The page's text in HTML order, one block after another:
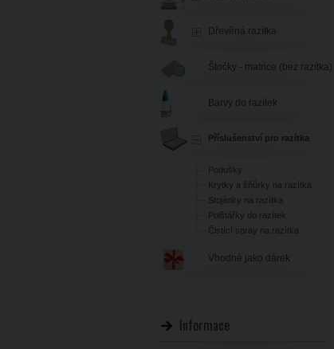
Dřevěná razítka
Štočky - matrice (bez razítka)
Barvy do razítek
Příslušenství pro razítka
Podušky
Krytky a šňůrky na razítka
Stojánky na razítka
Polštářky do razítek
Čistící spray na razítka
Vhodné jako dárek
Informace